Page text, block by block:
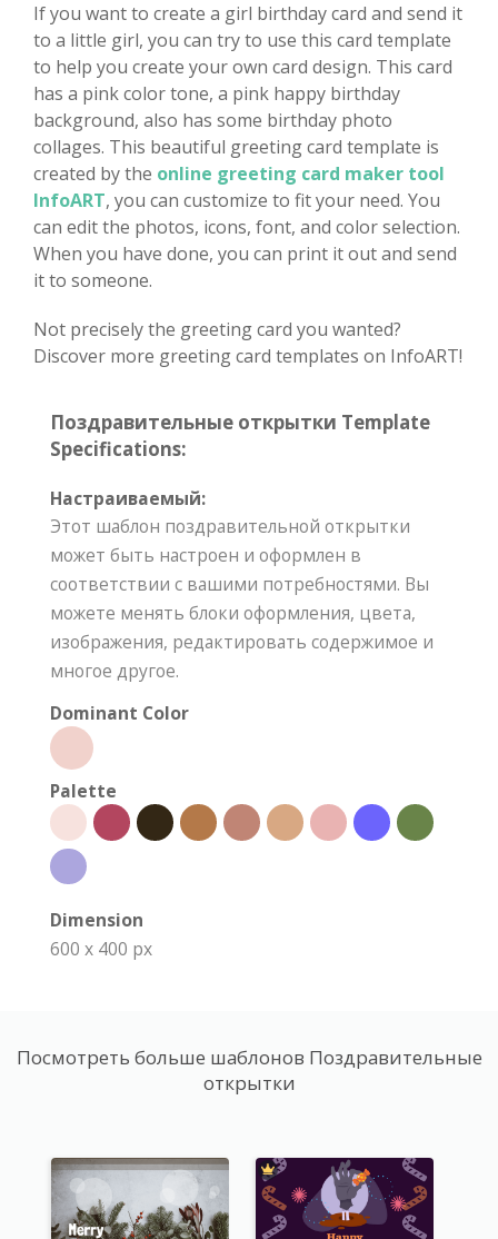
If you want to create a girl birthday card and send it
to a little girl, you can try to use this card template
to help you create your own card design. This card
has a pink color tone, a pink happy birthday
background, also has some birthday photo
collages. This beautiful greeting card template is
created by the online greeting card maker tool
InfoART, you can customize to fit your need. You
can edit the photos, icons, font, and color selection.
When you have done, you can print it out and send
it to someone.
Not precisely the greeting card you wanted?
Discover more greeting card templates on InfoART!
Поздравительные открытки Template
Specifications:
Настраиваемый:
Этот шаблон поздравительной открытки
может быть настроен и оформлен в
соответствии с вашими потребностями. Вы
можете менять блоки оформления, цвета,
изображения, редактировать содержимое и
многое другое.
Dominant Color
Palette
Dimension
600 x 400 px
Посмотреть больше шаблонов Поздравительные
открытки